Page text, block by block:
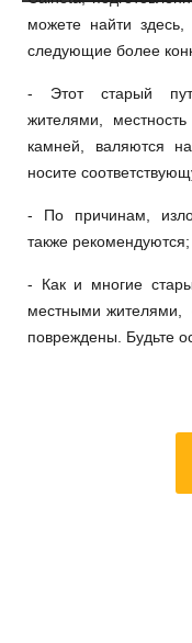
можете найти
следующие более
- Этот старый
жителями,
камней, валяются
носите
- По причинам,
также рекомендуются;
- Как и многие
местными жителями,
повреждены. Будьте